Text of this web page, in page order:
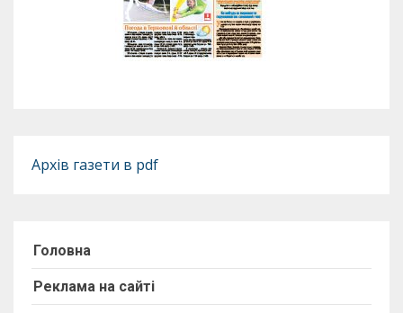
Архів газети в pdf
Головна
Реклама на сайті